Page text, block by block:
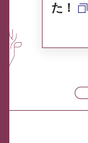
た！